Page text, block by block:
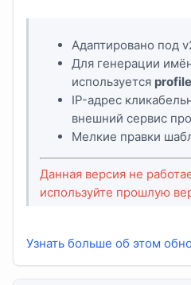
Адаптировано под
Для генерации
используется
IP-адрес
внешний сервис
Мелкие правки
Данная версия не
используйте прошлую
Узнать больше об этом